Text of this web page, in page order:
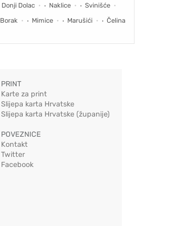
Donji Dolac Naklice
Svinišće
Borak Mimice Marušići Čelina
PRINT
Karte za print
Slijepa karta Hrvatske
Slijepa karta Hrvatske (županije)
POVEZNICE
Kontakt
Twitter
Facebook